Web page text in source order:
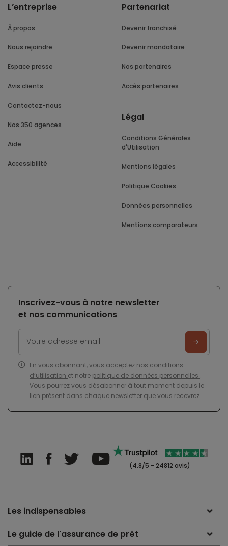
L’entreprise
À propos
Nous rejoindre
Espace presse
Avis clients
Contactez-nous
Nos 350 agences
Aide
Accessibilité
Partenariat
Devenir franchisé
Devenir mandataire
Nos partenaires
Accès partenaires
Légal
Conditions Générales
d'Utilisation
Mentions légales
Politique Cookies
Données personnelles
Mentions comparateurs
Inscrivez-vous à notre newsletter
et nos communications
En vous abonnant, vous acceptez nos conditions
d’utilisation et notre politique de données personnelles .
Vous pourrez vous désabonner à tout moment depuis le
lien présent dans chaque newsletter que vous recevrez.
(4.8/5 - 24812 avis)
Les indispensables
Le guide de l'assurance de prêt